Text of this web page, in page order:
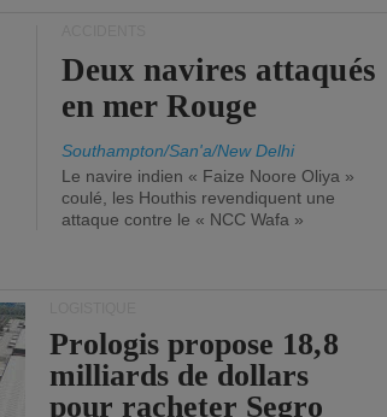
Deux navires attaqués
en mer Rouge
Southampton/San'a/New Delhi
Le navire indien « Faize Noore Oliya »
coulé, les Houthis revendiquent une
attaque contre le « NCC Wafa »
Prologis propose 18,8
milliards de dollars
pour racheter Segro